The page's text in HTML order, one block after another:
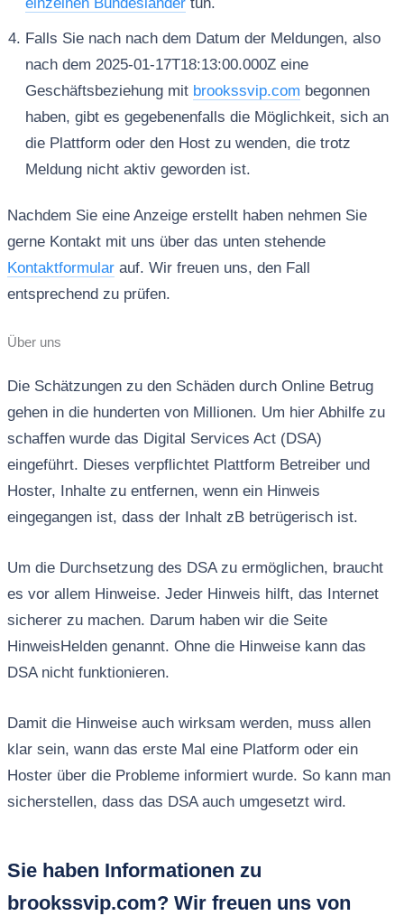
Falls Sie nach nach dem Datum der Meldungen, also
nach dem 2025-01-17T18:13:00.000Z eine
Geschäftsbeziehung mit brookssvip.com begonnen
haben, gibt es gegebenenfalls die Möglichkeit, sich an
die Plattform oder den Host zu wenden, die trotz
Meldung nicht aktiv geworden ist.
Nachdem Sie eine Anzeige erstellt haben nehmen Sie
gerne Kontakt mit uns über das unten stehende
Kontaktformularauf. Wir freuen uns, den Fall
entsprechend zu prüfen.
Über uns
Die Schätzungen zu den Schäden durch Online Betrug
gehen in die hunderten von Millionen. Um hier Abhilfe zu
schaffen wurde das Digital Services Act (DSA)
eingeführt. Dieses verpflichtet Plattform Betreiber und
Hoster, Inhalte zu entfernen, wenn ein Hinweis
eingegangen ist, dass der Inhalt zB betrügerisch ist.
Um die Durchsetzung des DSA zu ermöglichen, braucht
es vor allem Hinweise. Jeder Hinweis hilft, das Internet
sicherer zu machen. Darum haben wir die Seite
HinweisHelden genannt. Ohne die Hinweise kann das
DSA nicht funktionieren.
Damit die Hinweise auch wirksam werden, muss allen
klar sein, wann das erste Mal eine Platform oder ein
Hoster über die Probleme informiert wurde. So kann man
sicherstellen, dass das DSA auch umgesetzt wird.
Sie haben Informationen zu
brookssvip.com? Wir freuen uns von